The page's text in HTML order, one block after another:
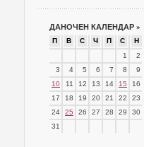
ДАНОЧЕН КАЛЕНДАР »
П В С Ч П С
Н
1
2
3
4 5 6 7 8
9
10
11 12 13 14 15
16
17
18 19 20 21 22
23
24
25 26 27 28 29
30
31